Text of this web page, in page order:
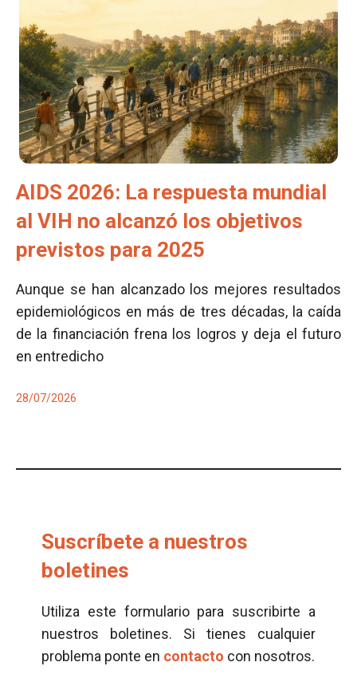
AIDS 2026: La respuesta mundial
al VIH no alcanzó los objetivos
previstos para 2025
Aunque se han alcanzado los mejores resultados
epidemiológicos en más de tres décadas, la caída
de la financiación frena los logros y deja el futuro
en entredicho
28/07/2026
Suscríbete a nuestros
boletines
Utiliza este formulario para suscribirte a
nuestros boletines. Si tienes cualquier
problema ponte en contacto con nosotros.